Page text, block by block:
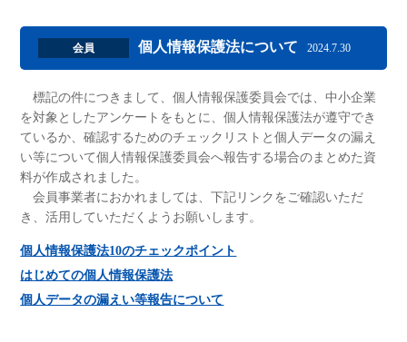
会員 個人情報保護法について 2024.7.30
標記の件につきまして、個人情報保護委員会では、中小企業
を対象としたアンケートをもとに、個人情報保護法が遵守でき
ているか、確認するためのチェックリストと個人データの漏え
い等について個人情報保護委員会へ報告する場合のまとめた資
料が作成されました。
会員事業者におかれましては、下記リンクをご確認いただ
き、活用していただくようお願いします。
個人情報保護法10のチェックポイント
はじめての個人情報保護法
個人データの漏えい等報告について